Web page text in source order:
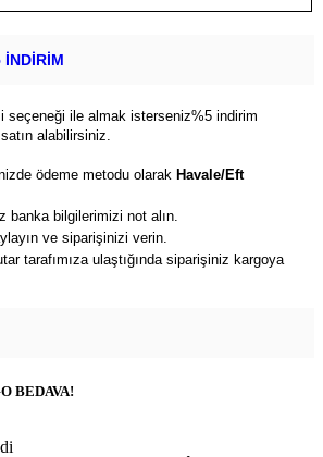
seçeneği ile almak isterseniz%5 indirim
alabilirsiniz.
ödeme metodu olarak Havale/Eft
banka bilgilerimizi not alın.
ve siparişinizi verin.
tarafımıza ulaştığında siparişiniz kargoya
BEDAVA!